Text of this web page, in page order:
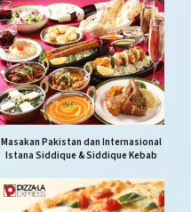
Masakan Pakistan dan Internasional
Istana Siddique & Siddique Kebab